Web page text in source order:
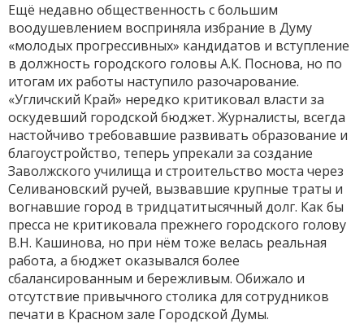
Ещё недавно общественность с большим
воодушевлением восприняла избрание в Думу
«молодых прогрессивных» кандидатов и вступление
в должность городского головы А.К. Поснова, но по
итогам их работы наступило разочарование.
«Угличский Край» нередко критиковал власти за
оскудевший городской бюджет. Журналисты, всегда
настойчиво требовавшие развивать образование и
благоустройство, теперь упрекали за создание
Заволжского училища и строительство моста через
Селивановский ручей, вызвавшие крупные траты и
вогнавшие город в тридцатитысячный долг. Как бы
пресса не критиковала прежнего городского голову
В.Н. Кашинова, но при нём тоже велась реальная
работа, а бюджет оказывался более
сбалансированным и бережливым. Обижало и
отсутствие привычного столика для сотрудников
печати в Красном зале Городской Думы.